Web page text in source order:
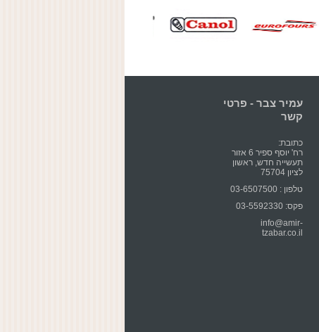
עמיר צבר - פרטי
קשר
כתובת:
רח' יוסף ספיר 6 אזור
תעשייה חדש, ראשון
לציון 75704
טלפון : 03-6507500
פקס: 03-5592330
info@amir-
tzabar.co.il